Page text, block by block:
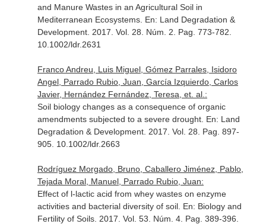
and Manure Wastes in an Agricultural Soil in
Mediterranean Ecosystems. En: Land Degradation &
Development. 2017. Vol. 28. Núm. 2. Pag. 773-782.
10.1002/ldr.2631
Franco Andreu, Luis Miguel, Gómez Parrales, Isidoro
Angel, Parrado Rubio, Juan, García Izquierdo, Carlos
Javier, Hernández Fernández, Teresa, et. al.:
Soil biology changes as a consequence of organic
amendments subjected to a severe drought. En: Land
Degradation & Development. 2017. Vol. 28. Pag. 897-
905. 10.1002/ldr.2663
Rodríguez Morgado, Bruno, Caballero Jiménez, Pablo,
Tejada Moral, Manuel, Parrado Rubio, Juan:
Effect of l-lactic acid from whey wastes on enzyme
activities and bacterial diversity of soil. En: Biology and
Fertility of Soils. 2017. Vol. 53. Núm. 4. Pag. 389-396.